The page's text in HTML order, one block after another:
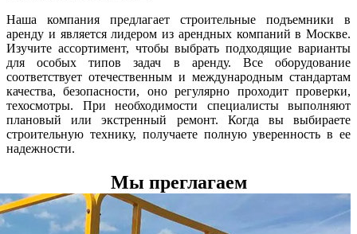
Наша компания предлагает строительные подъемники в
аренду и является лидером из арендных компаний в Москве.
Изучите ассортимент, чтобы выбрать подходящие варианты
для особых типов задач в аренду. Все оборудование
соответствует отечественным и международным стандартам
качества, безопасности, оно регулярно проходит проверки,
техосмотры. При необходимости специалисты выполняют
плановый или экстренный ремонт. Когда вы выбираете
строительную технику, получаете полную уверенность в ее
надежности.
Мы преглагаем